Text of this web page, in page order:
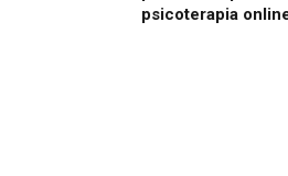
psicoterapia